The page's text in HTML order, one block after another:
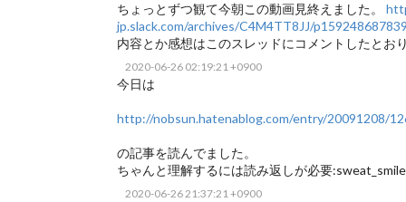
ちょっとずつ観て今朝この動画見終えました。
jp.slack.com/archives/C4M4TT8JJ/
内容とか感想はこのスレッドにコメントしたとお
2020-06-26 02:19:21 +0900
今日は
http://nobsun.hatenablog.com/entry/20091208/
の記事を読んでました。
ちゃんと理解するには読み返しが必要
2020-06-26 21:37:21 +0900